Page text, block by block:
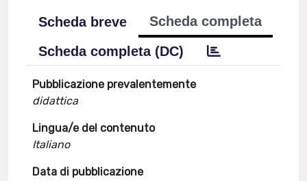
Scheda breve
Scheda completa
Scheda completa (DC)
Pubblicazione prevalentemente
didattica
Lingua/e del contenuto
Italiano
Data di pubblicazione